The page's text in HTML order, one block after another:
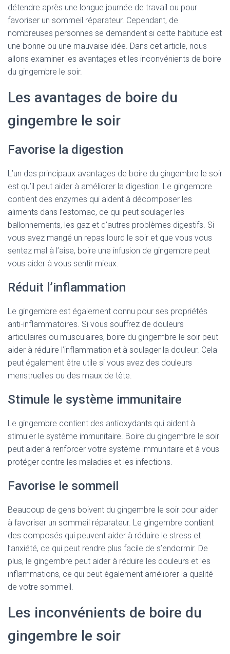
détendre après une longue journée de travail ou pour
favoriser un sommeil réparateur. Cependant, de
nombreuses personnes se demandent si cette habitude est
une bonne ou une mauvaise idée. Dans cet article, nous
allons examiner les avantages et les inconvénients de boire
du gingembre le soir.
Les avantages de boire du
gingembre le soir
Favorise la digestion
L’un des principaux avantages de boire du gingembre le soir
est qu’il peut aider à améliorer la digestion. Le gingembre
contient des enzymes qui aident à décomposer les
aliments dans l’estomac, ce qui peut soulager les
ballonnements, les gaz et d’autres problèmes digestifs. Si
vous avez mangé un repas lourd le soir et que vous vous
sentez mal à l’aise, boire une infusion de gingembre peut
vous aider à vous sentir mieux.
Réduit l’inflammation
Le gingembre est également connu pour ses propriétés
anti-inflammatoires. Si vous souffrez de douleurs
articulaires ou musculaires, boire du gingembre le soir peut
aider à réduire l’inflammation et à soulager la douleur. Cela
peut également être utile si vous avez des douleurs
menstruelles ou des maux de tête.
Stimule le système immunitaire
Le gingembre contient des antioxydants qui aident à
stimuler le système immunitaire. Boire du gingembre le soir
peut aider à renforcer votre système immunitaire et à vous
protéger contre les maladies et les infections.
Favorise le sommeil
Beaucoup de gens boivent du gingembre le soir pour aider
à favoriser un sommeil réparateur. Le gingembre contient
des composés qui peuvent aider à réduire le stress et
l’anxiété, ce qui peut rendre plus facile de s’endormir. De
plus, le gingembre peut aider à réduire les douleurs et les
inflammations, ce qui peut également améliorer la qualité
de votre sommeil.
Les inconvénients de boire du
gingembre le soir